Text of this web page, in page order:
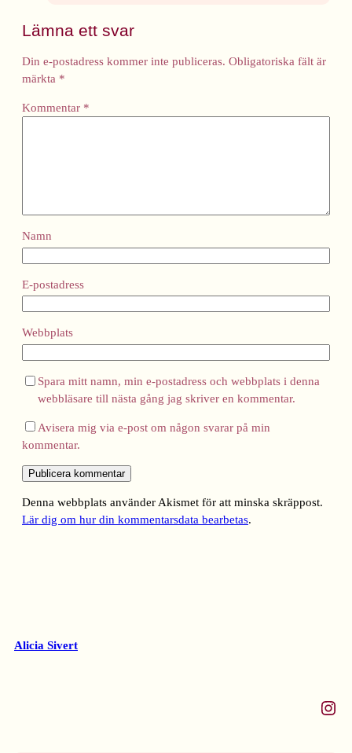
Lämna ett svar
Din e-postadress kommer inte publiceras. Obligatoriska fält är
märkta *
Kommentar *
Namn
E-postadress
Webbplats
Spara mitt namn, min e-postadress och webbplats i denna
webbläsare till nästa gång jag skriver en kommentar.
Avisera mig via e-post om någon svarar på min
kommentar.
Denna webbplats använder Akismet för att minska skräppost.
Lär dig om hur din kommentarsdata bearbetas.
Alicia Sivert
Instagram